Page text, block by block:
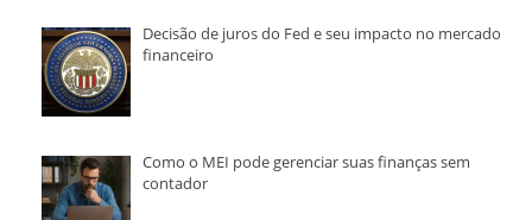
Decisão de juros do Fed e seu impacto no mercado
financeiro
Como o MEI pode gerenciar suas finanças sem
contador